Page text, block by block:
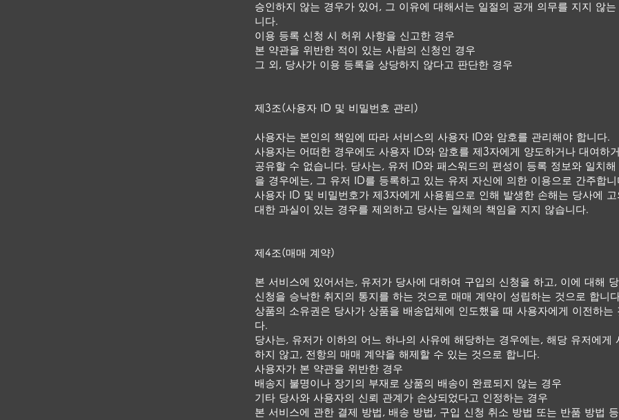
승인하지 않는 경우가 있어, 그 이유에 대해서는 일절의 공개 의무를 지지 않
니다.
이용 등록 신청 시 허위 사항을 신고한 경우
본 약관을 위반한 적이 있는 사람의 신청인 경우
그 외, 당사가 이용 등록을 상당하지 않다고 판단한 경우
제3조(사용자 ID 및 비밀번호 관리)
사용자는 본인의 책임에 따라 서비스의 사용자 ID와 암호를 관리해야 합니다.
사용자는 어떠한 경우에도 사용자 ID와 암호를 제3자에게 양도하거나 대여하
공유할 수 없습니다. 당사는, 유저 ID와 패스워드의 편성이 등록 정보와 일치해
을 경우에는, 그 유저 ID를 등록하고 있는 유저 자신에 의한 이용으로 간주합니
사용자 ID 및 비밀번호가 제3자에게 사용됨으로 인해 발생한 손해는 당사에
대한 과실이 있는 경우를 제외하고 당사는 일체의 책임을 지지 않습니다.
제4조(매매 계약)
본 서비스에 있어서는, 유저가 당사에 대하여 구입의 신청을 하고, 이에 대해
신청을 승낙한 취지의 통지를 하는 것으로 매매 계약이 성립하는 것으로 합니
상품의 소유권은 당사가 상품을 배송업체에 인도했을 때 사용자에게 이전하는
다.
당사는, 유저가 이하의 어느 하나의 사유에 해당하는 경우에는, 해당 유저에게
하지 않고, 전항의 매매 계약을 해제할 수 있는 것으로 합니다.
사용자가 본 약관을 위반한 경우
배송지 불명이나 장기의 부재로 상품의 배송이 완료되지 않는 경우
기타 당사와 사용자의 신뢰 관계가 손상되었다고 인정하는 경우
본 서비스에 관한 결제 방법, 배송 방법, 구입 신청 취소 방법 또는 반품 방법